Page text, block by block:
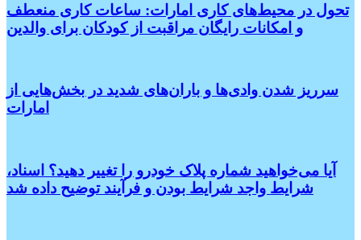
تحول در محیط‌های کاری امارات: ساعات کاری منعطف
و امکانات رایگان مراقبت از کودکان برای والدین
سرریز شدن وادی‌ها و باران‌های شدید در بخش‌هایی از
امارات
آیا می‌خواهید شماره پلاک خودرو را تغییر دهید؟ اسناد،
شرایط واجد شرایط بودن و فرآیند توضیح داده شد